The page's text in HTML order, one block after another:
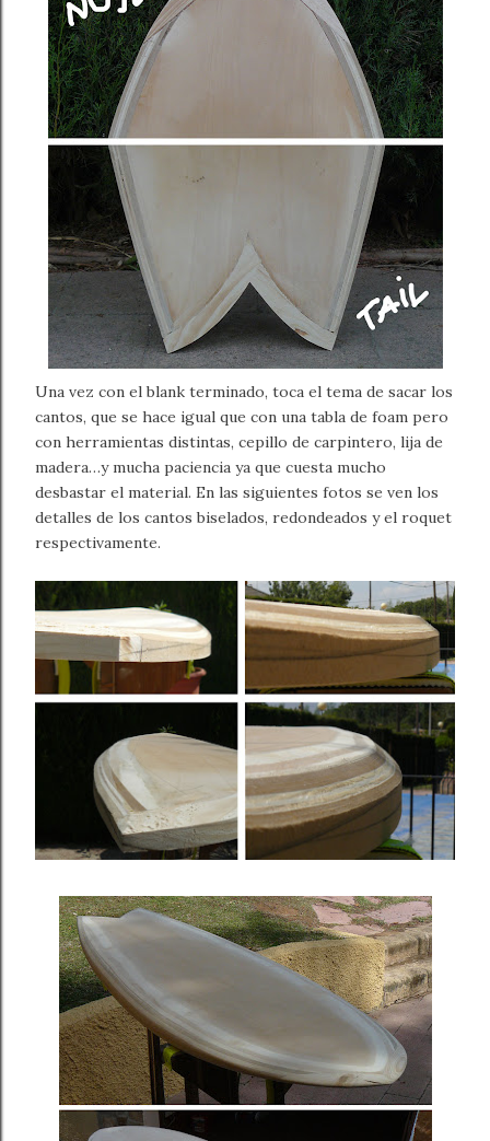
Una vez con el blank terminado, toca el tema de sacar los
cantos, que se hace igual que con una tabla de foam pero
con herramientas distintas, cepillo de carpintero, lija de
madera…y mucha paciencia ya que cuesta mucho
desbastar el material. En las siguientes fotos se ven los
detalles de los cantos biselados, redondeados y el roquet
respectivamente.